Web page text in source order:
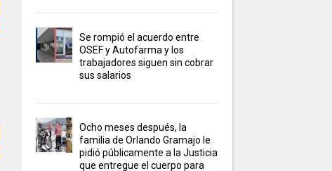
Se rompió el acuerdo entre
OSEF y Autofarma y los
trabajadores siguen sin cobrar
sus salarios
Ocho meses después, la
familia de Orlando Gramajo le
pidió públicamente a la Justicia
que entregue el cuerpo para